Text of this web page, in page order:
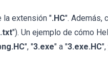
la extensión ".HC". Además,
"). Un ejemplo de cómo
", "3.exe" a "3.exe.HC